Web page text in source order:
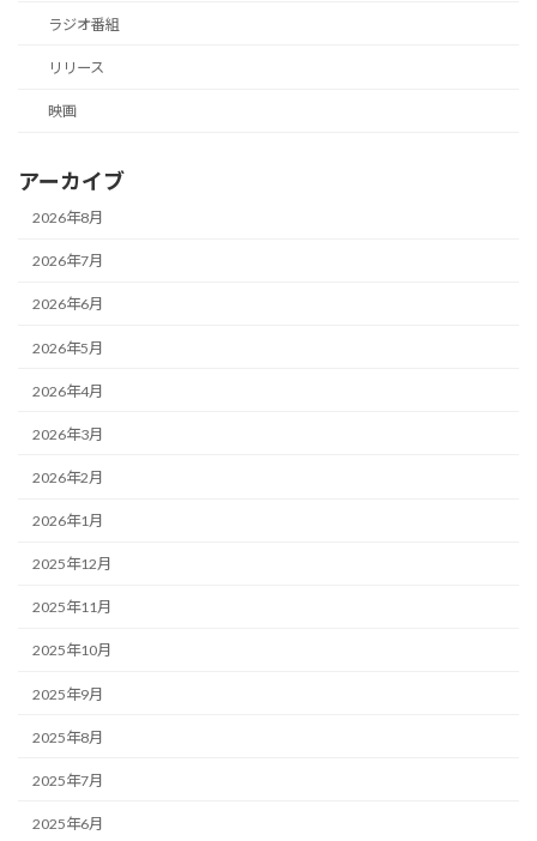
ラジオ番組
リリース
映画
アーカイブ
2026年8月
2026年7月
2026年6月
2026年5月
2026年4月
2026年3月
2026年2月
2026年1月
2025年12月
2025年11月
2025年10月
2025年9月
2025年8月
2025年7月
2025年6月